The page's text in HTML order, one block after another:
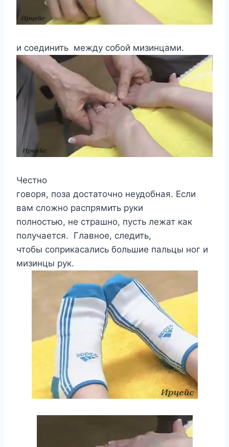
и соединить между собой мизинцами.
Честно
говоря, поза достаточно неудобная. Если
вам сложно распрямить руки
полностью, не страшно, пусть лежат как
получается. Главное, следить,
чтобы соприкасались большие пальцы ног и
мизинцы рук.